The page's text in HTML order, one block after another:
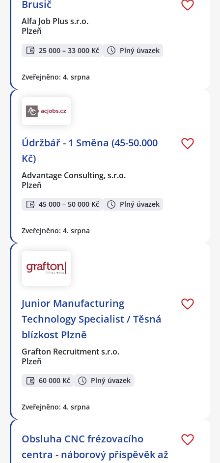
Brusič
Alfa Job Plus s.r.o.
Plzeň
25 000 – 33 000 Kč Plný úvazek
Zveřejněno: 4. srpna
Údržbář - 1 Směna (45-50.000
Kč)
Advantage Consulting, s.r.o.
Plzeň
45 000 – 50 000 Kč Plný úvazek
Zveřejněno: 4. srpna
Junior Manufacturing
Technology Specialist / Těsná
blízkost Plzně
Grafton Recruitment s.r.o.
Plzeň
60 000 Kč Plný úvazek
Zveřejněno: 4. srpna
Obsluha CNC frézovacího
centra - náborový příspěvěk až